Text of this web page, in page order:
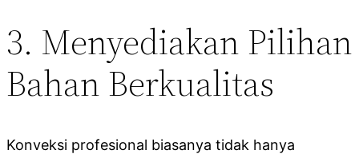
3. Menyediakan Pilihan
Bahan Berkualitas
Konveksi profesional biasanya tidak hanya